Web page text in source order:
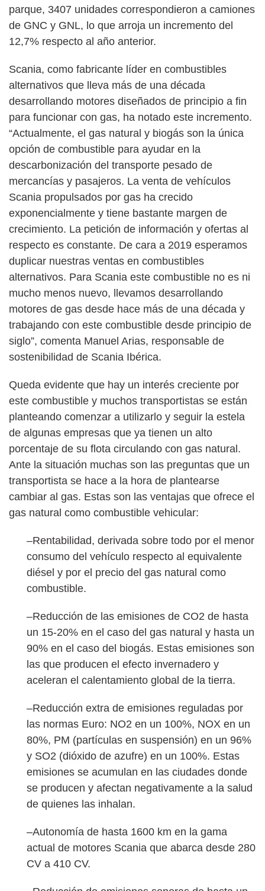
parque, 3407 unidades correspondieron a camiones
de GNC y GNL, lo que arroja un incremento del
12,7% respecto al año anterior.
Scania, como fabricante líder en combustibles
alternativos que lleva más de una década
desarrollando motores diseñados de principio a fin
para funcionar con gas, ha notado este incremento.
“Actualmente, el gas natural y biogás son la única
opción de combustible para ayudar en la
descarbonización del transporte pesado de
mercancías y pasajeros. La venta de vehículos
Scania propulsados por gas ha crecido
exponencialmente y tiene bastante margen de
crecimiento. La petición de información y ofertas al
respecto es constante. De cara a 2019 esperamos
duplicar nuestras ventas en combustibles
alternativos. Para Scania este combustible no es ni
mucho menos nuevo, llevamos desarrollando
motores de gas desde hace más de una década y
trabajando con este combustible desde principio de
siglo”, comenta Manuel Arias, responsable de
sostenibilidad de Scania Ibérica.
Queda evidente que hay un interés creciente por
este combustible y muchos transportistas se están
planteando comenzar a utilizarlo y seguir la estela
de algunas empresas que ya tienen un alto
porcentaje de su flota circulando con gas natural.
Ante la situación muchas son las preguntas que un
transportista se hace a la hora de plantearse
cambiar al gas. Estas son las ventajas que ofrece el
gas natural como combustible vehicular:
–Rentabilidad, derivada sobre todo por el menor
consumo del vehículo respecto al equivalente
diésel y por el precio del gas natural como
combustible.
–Reducción de las emisiones de CO2 de hasta
un 15-20% en el caso del gas natural y hasta un
90% en el caso del biogás. Estas emisiones son
las que producen el efecto invernadero y
aceleran el calentamiento global de la tierra.
–Reducción extra de emisiones reguladas por
las normas Euro: NO2 en un 100%, NOX en un
80%, PM (partículas en suspensión) en un 96%
y SO2 (dióxido de azufre) en un 100%. Estas
emisiones se acumulan en las ciudades donde
se producen y afectan negativamente a la salud
de quienes las inhalan.
–Autonomía de hasta 1600 km en la gama
actual de motores Scania que abarca desde 280
CV a 410 CV.